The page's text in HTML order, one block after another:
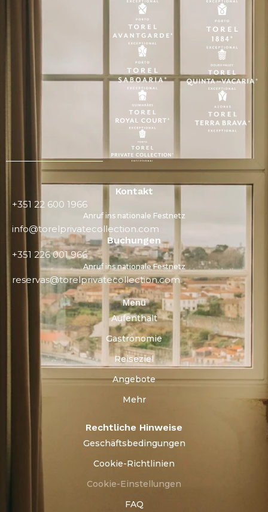
Kontakt
+351 22 600 1966
Anruf ins nationale Festnetz
info@torelprivatecollection.com
Buchungen
+351 226 001 966
Anruf ins nationale Festnetz
reservas@torelprivatecollection.com
Menü
Aufenthalt
Gastronomie
Reiseziel
Angebote
Mehr
Rechtliche Hinweise
Geschäftsbedingungen
Cookie-Richtlinien
Cookie-Einstellungen
FAQ